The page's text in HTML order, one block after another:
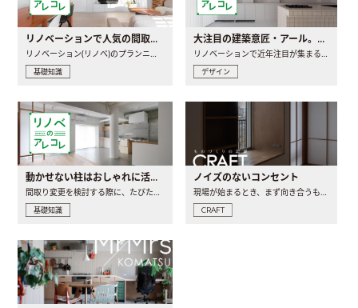
リノベーションで人気の間取りとは？トレンドの間取りと実例を徹底解説
基礎知識
大注目の建築意匠・アール。人気の理由と空間に取り入れるポイント
デザイン
動かせない柱はおしゃれに活用！柱を魅せるリノベーション(リノベ)4選
基礎知識
ノイズのないコンセント
CRAFT